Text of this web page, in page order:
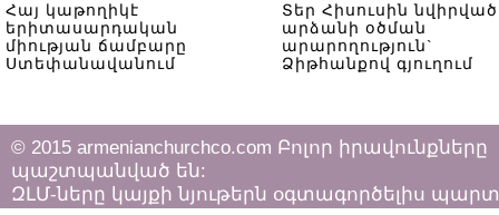
Հայ կաթողիկէ
երիտասարդական
միության ճամբարը
Ստեփանավանում
Տեր Հիսուսին նվիրված
արձանի օծման
արարողություն`
Ձիթհանքով գյուղում
© 2015 armenianchurchco.com Բոլոր իրավունքները
պաշտպանված են:
ԶԼՄ-ները կայքի նյութերն օգտագործելիս